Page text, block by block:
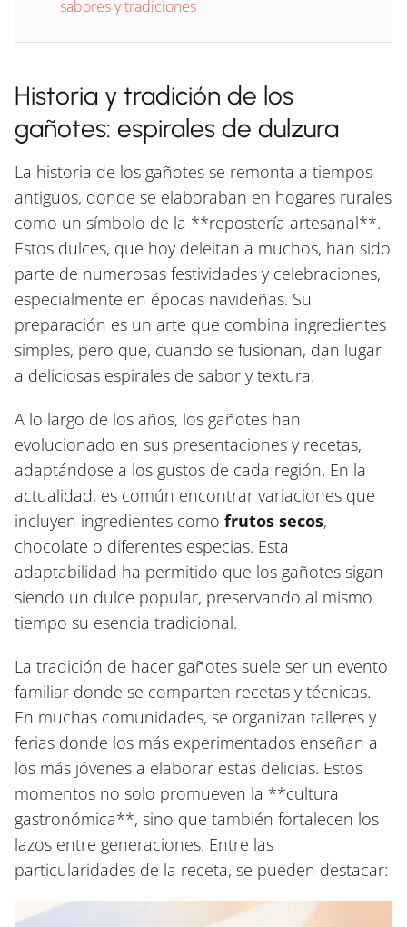
sabores y tradiciones
Historia y tradición de los
gañotes: espirales de dulzura
La historia de los gañotes se remonta a tiempos
antiguos, donde se elaboraban en hogares rurales
como un símbolo de la **repostería artesanal**.
Estos dulces, que hoy deleitan a muchos, han sido
parte de numerosas festividades y celebraciones,
especialmente en épocas navideñas. Su
preparación es un arte que combina ingredientes
simples, pero que, cuando se fusionan, dan lugar
a deliciosas espirales de sabor y textura.
A lo largo de los años, los gañotes han
evolucionado en sus presentaciones y recetas,
adaptándose a los gustos de cada región. En la
actualidad, es común encontrar variaciones que
incluyen ingredientes como frutos secos,
chocolate o diferentes especias. Esta
adaptabilidad ha permitido que los gañotes sigan
siendo un dulce popular, preservando al mismo
tiempo su esencia tradicional.
La tradición de hacer gañotes suele ser un evento
familiar donde se comparten recetas y técnicas.
En muchas comunidades, se organizan talleres y
ferias donde los más experimentados enseñan a
los más jóvenes a elaborar estas delicias. Estos
momentos no solo promueven la **cultura
gastronómica**, sino que también fortalecen los
lazos entre generaciones. Entre las
particularidades de la receta, se pueden destacar: